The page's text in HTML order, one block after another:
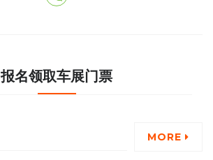
报名领取车展门票
MORE